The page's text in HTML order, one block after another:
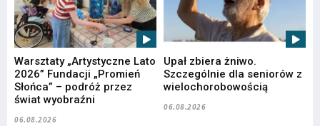
Warsztaty „Artystyczne Lato
2026” Fundacji „Promień
Słońca” – podróż przez
świat wyobraźni
06.08.2026
Upał zbiera żniwo.
Szczególnie dla seniorów z
wielochorobowością
06.08.2026